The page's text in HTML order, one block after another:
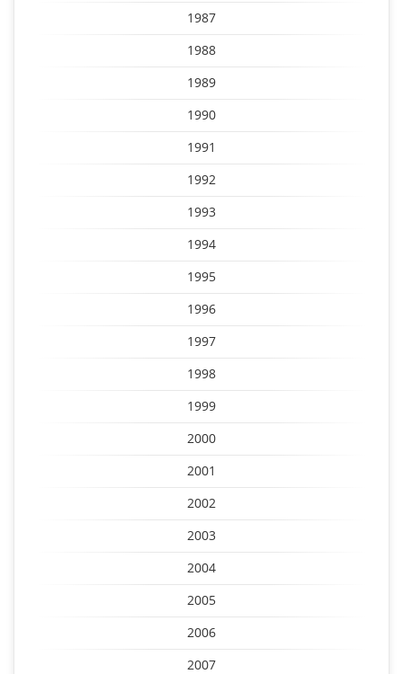
1987
1988
1989
1990
1991
1992
1993
1994
1995
1996
1997
1998
1999
2000
2001
2002
2003
2004
2005
2006
2007